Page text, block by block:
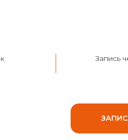
Запись